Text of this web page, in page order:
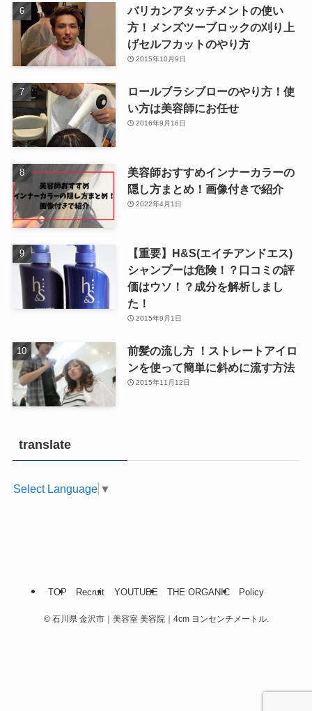
バリカンアタッチメントの使い
方！メンズツーブロックの刈り上
げセルフカットのやり方
2015年10月9日
ロールブラシブローのやり方！使
い方は美容師にお任せ
2016年9月16日
美容師おすすめインナーカラーの
隠し方まとめ！画像付きで紹介
2022年4月1日
【重要】H&S(エイチアンドエス)
シャンプーは危険！？口コミの評
価はウソ！？成分を解析しまし
た！
2015年9月1日
前髪の流し方 ！ストレートアイロ
ンを使って簡単に斜めに流す方法
2015年11月12日
translate
Select Language ▼
TOP Recruit YOUTUBE THE ORGANIC Policy
©石川県 金沢市｜美容室 美容院｜4cm ヨンセンチメートル.